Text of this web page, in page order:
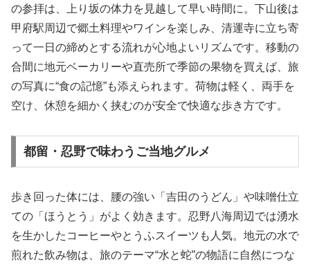
の参拝は、上り坂の体力を見越して早い時間に。下山後は
甲府駅周辺で郷土料理やワインを楽しみ、清運寺に立ち寄
って一日の締めとする流れが心地よいリズムです。移動の
合間に地元ベーカリーや直売所で季節の果物を買えば、旅
の写真に“食の記憶”も添えられます。荷物は軽く、両手を
空け、休憩を細かく挟むのが安全で快適な歩き方です。
都留・忍野で味わうご当地グルメ
歩き回った体には、腰の強い「吉田のうどん」や味噌仕立
ての「ほうとう」がよく効きます。忍野八海周辺では湧水
を生かしたコーヒーやとうふスイーツも人気。地元の水で
煎れた飲み物は、旅のテーマ“水と蛇”の物語に自然につな